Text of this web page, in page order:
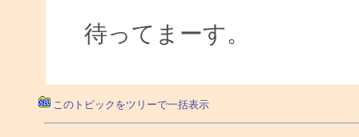
待ってまーす。
このトピックをツリーで一括表示